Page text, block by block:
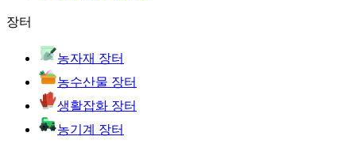
장터
농자재 장터
농수산물 장터
생활잡화 장터
농기계 장터